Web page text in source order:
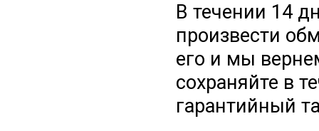
В течении 14
произвести
его и мы
сохраняйте в
гарантийный